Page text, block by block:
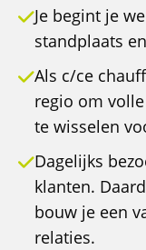
Je begint je
standplaats
Als c/ce
regio om
te wisselen
Dagelijks
klanten.
bouw je een
relaties.